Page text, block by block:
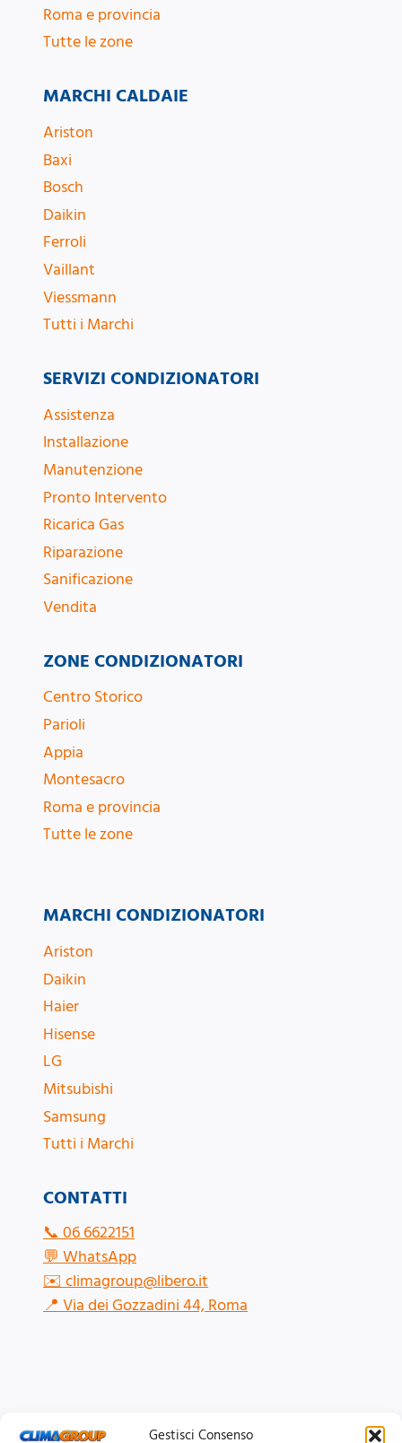
Gestisci Consenso
Roma e provincia
Tutte le zone
MARCHI CALDAIE
Ariston
Baxi
Bosch
Daikin
Ferroli
Vaillant
Viessmann
Tutti i Marchi
ZONE CONDIZIONATORI
Centro Storico
Parioli
Appia
Montesacro
Roma e provincia
Tutte le zone
SERVIZI CONDIZIONATORI
Assistenza
Installazione
Manutenzione
Pronto Intervento
Ricarica Gas
Riparazione
Sanificazione
Vendita
CONTATTI
📞06 6622151
💬WhatsApp
✉️climagroup@libero.it
📍Via dei Gozzadini 44, Roma
MARCHI CONDIZIONATORI
Ariston
Daikin
Haier
Hisense
LG
Mitsubishi
Samsung
Tutti i Marchi